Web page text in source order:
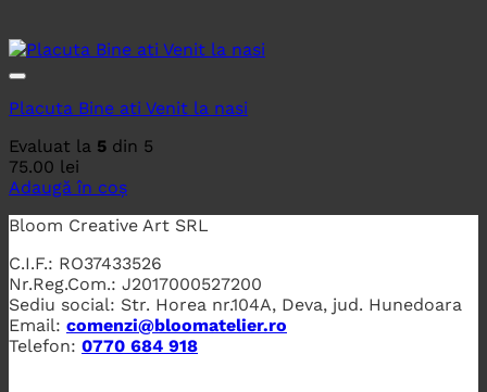
Placuta Bine ati Venit la nasi
Evaluat la 5 din 5
75.00 lei
Adaugă în coș
Bloom Creative Art SRL
C.I.F.: RO37433526
Nr.Reg.Com.: J2017000527200
Sediu social: Str. Horea nr.104A, Deva, jud. Hunedoara
Email: comenzi@bloomatelier.ro
Telefon: 0770 684 918